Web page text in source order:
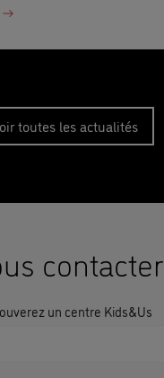
toutes les actualités
contacter
un centre Kids&Us